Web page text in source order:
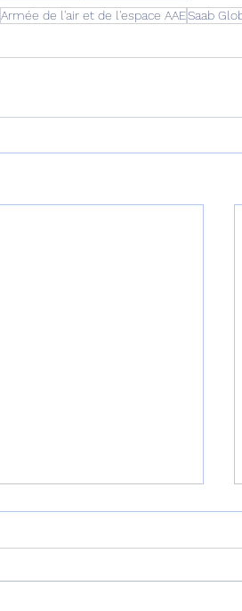
Armée de l'air et de l'espace AAESaab